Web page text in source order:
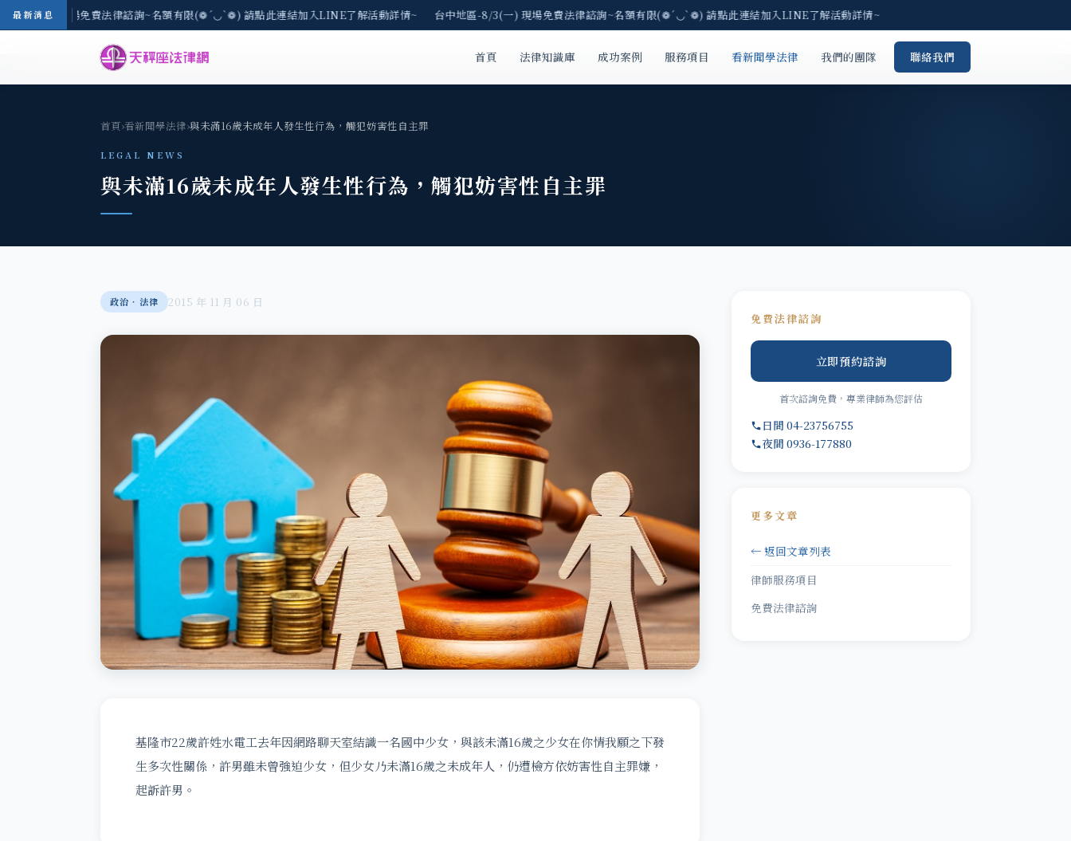
最新消息
-8/3(一) 現場免費法律諮詢~名額有限(❁´◡`❁) 請點此連結加入LINE了解活動詳情~ 台中地區-8/3(一) 現場免費法律諮詢~名額有限(❁´◡`❁) 請點此連結加入LINE了解活動詳情~
首頁 法律知識庫 成功案例 服務項目 看新聞學法律 我們的團隊 聯絡我們
首頁›看新聞學法律›與未滿16歲未成年人發生性行為，觸犯妨害性自主罪
LEGAL NEWS
與未滿16歲未成年人發生性行為，觸犯妨害性自主罪
政治‧法律 2015 年 11 月 06 日
基隆市22歲許姓水電工去年因網路聊天室結識一名國中少女，與該未滿16歲之少女在你情我願之下發
生多次性關係，許男雖未曾強迫少女，但少女乃未滿16歲之未成年人，仍遭檢方依妨害性自主罪嫌，
起訴許男。
免費法律諮詢
立即預約諮詢
首次諮詢免費，專業律師為您評估
日間 04-23756755
夜間 0936-177880
更多文章
← 返回文章列表
律師服務項目
免費法律諮詢